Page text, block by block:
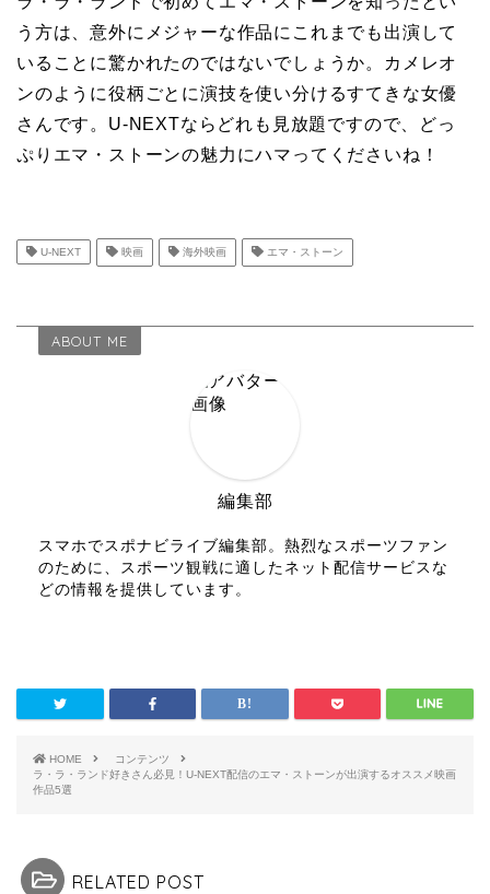
う方は、意外にメジャーな作品にこれまでも出演して
いることに驚かれたのではないでしょうか。カメレオ
ンのように役柄ごとに演技を使い分けるすてきな女優
さんです。U-NEXTならどれも見放題ですので、どっ
ぷりエマ・ストーンの魅力にハマってくださいね！
U-NEXT 映画 海外映画 エマ・ストーン
ABOUT ME
編集部
スマホでスポナビライブ編集部。熱烈なスポーツファン
のために、スポーツ観戦に適したネット配信サービスな
どの情報を提供しています。
HOME
コンテンツ
ラ・ラ・ランド好きさん必見！U-NEXT配信のエマ・ストーンが出演するオススメ映画
作品5選
RELATED POST